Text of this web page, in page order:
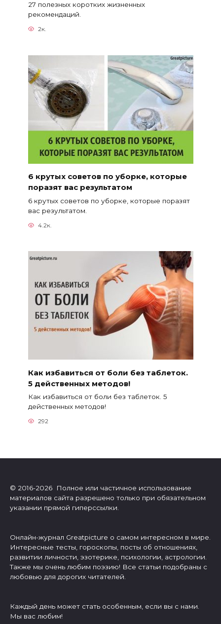
27 полезных коротких жизненных
рекомендаций.
2к.
6 крутых советов по уборке, которые
поразят вас результатом
6 крутых советов по уборке, которые поразят
вас результатом.
4.2к.
Как избавиться от боли без таблеток.
5 действенных методов!
Как избавиться от боли без таблеток. 5
действенных методов!
292
© 2016-2026 Полное или частичное использование
материалов сайта разрешено только при обязательном
указании прямой гиперссылки.
Онлайн-журнал Greatpicture о самом интересном в мире.
Интересные тесты, гороскопы, посты об отношениях,
развитии личности, эзотерике, психологии, астрологии.
Также мы очень любим поэзию! Все статьи подобраны с
любовью для дорогих читателей.
Каждый день может стать особенным, если вы с нами.
Мы вас любим!